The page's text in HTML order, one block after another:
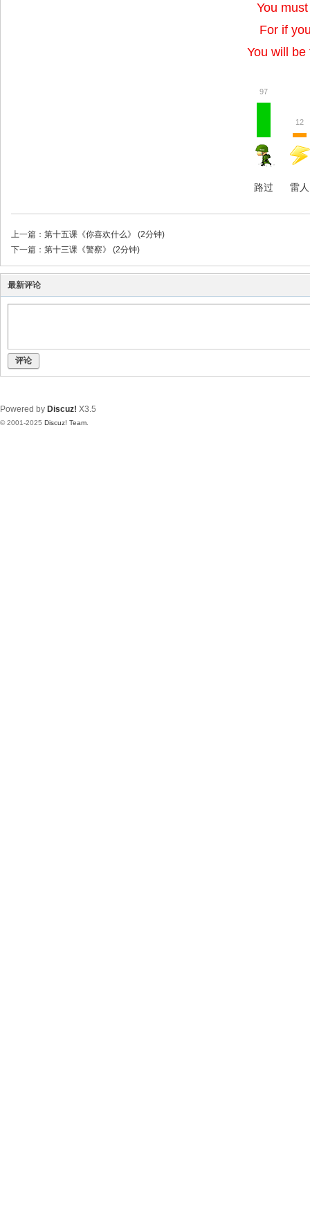
You
For if
You will
97
路过
12
雷人
上一篇： 第十五课《你喜欢什么》 (2分钟)
下一篇： 第十三课《警察》 (2分钟)
最新评论
评论
Powered by Discuz! X3.5
© 2001-2025 Discuz! Team